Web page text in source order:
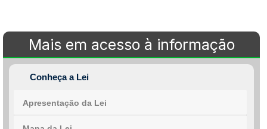
Mais em acesso à informação
Conheça a Lei
Apresentação da Lei